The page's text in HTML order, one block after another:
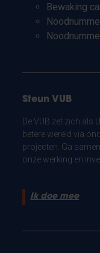
Bewaking
Steun VUB
De VUB zet zich als
betere wereld via
projecten. Ga
onze werking en
Ik doe mee